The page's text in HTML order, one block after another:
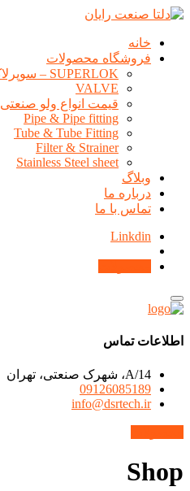
خانه
فروشگاه محصولات
SUPERLOK – سوپرلاک (کره جنوبی)
VALVE
قیمت انواع ولو صنعتی
Pipe & Pipe fitting
Tube & Tube Fitting
Filter & Strainer
Stainless Steel sheet
وبلاگ
درباره ما
تماس با ما
Linkdin
اطلاعات تماس
14/A، شهرک صنعتی، تهران
09126085189
info@dsrtech.ir
Shop